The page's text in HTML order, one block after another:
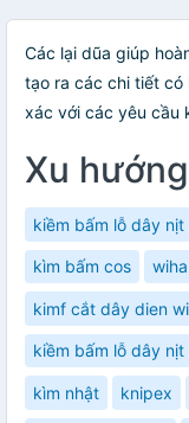
Các lại dũa giúp
tạo ra các chi tiết có
xác với các yêu cầu
Xu
kiềm bấm lỗ dây
kìm bấm cos wiha
kimf cắt dây dien
kiềm bấm lỗ dây nịt
kìm nhật knipex